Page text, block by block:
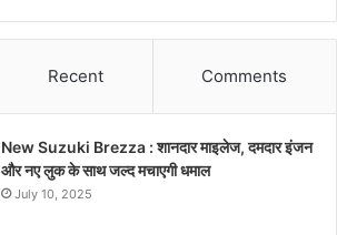
Recent Comments
New Suzuki Brezza : शानदार माइलेज, दमदार इंजन
और नए लुक के साथ जल्द मचाएगी धमाल
July 10, 2025